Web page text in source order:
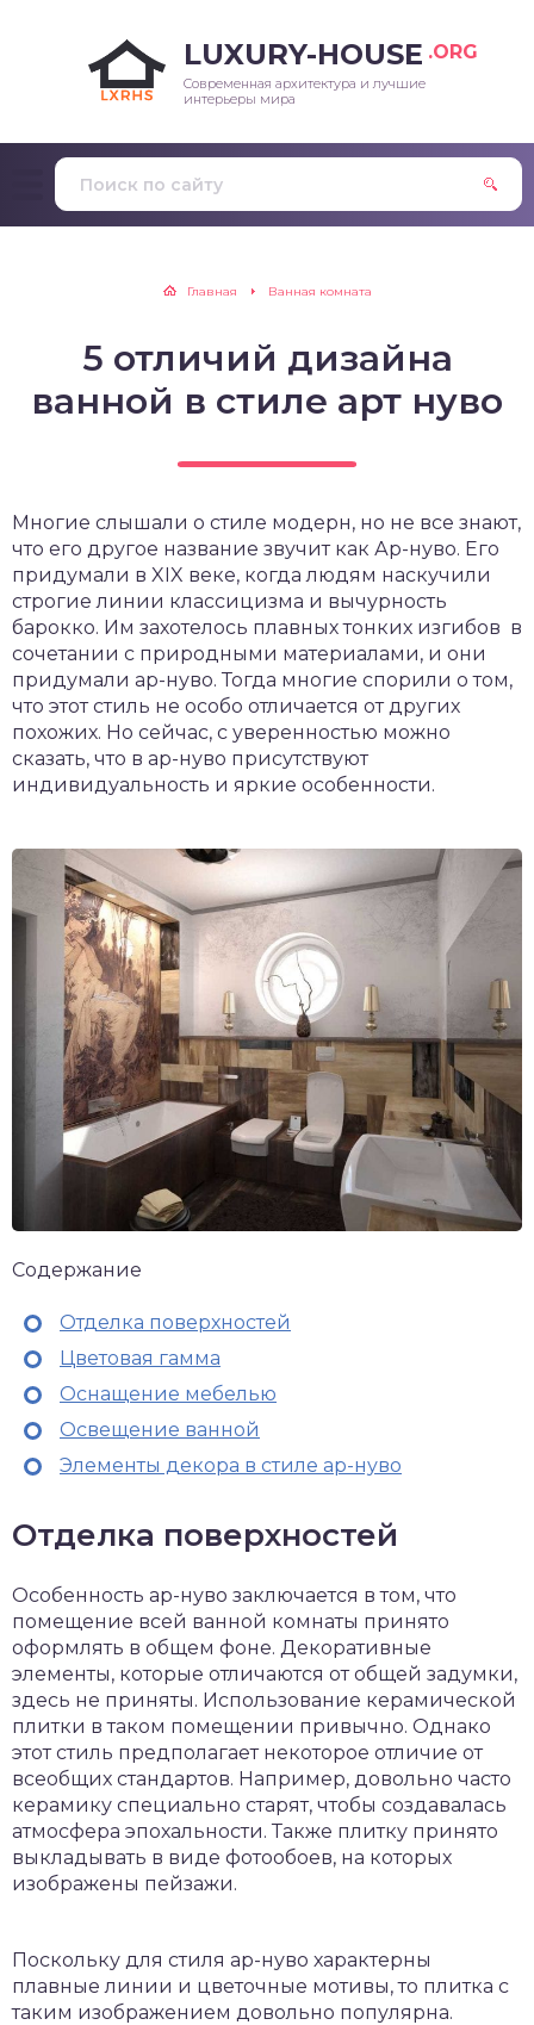
LUXURY-HOUSE .ORG
Современная архитектура и лучшие
интерьеры мира
Главная Ванная комната
5 отличий дизайна
ванной в стиле арт нуво
Многие слышали о стиле модерн, но не все знают,
что его другое название звучит как Ар-нуво. Его
придумали в XIX веке, когда людям наскучили
строгие линии классицизма и вычурность
барокко. Им захотелось плавных тонких изгибов в
сочетании с природными материалами, и они
придумали ар-нуво. Тогда многие спорили о том,
что этот стиль не особо отличается от других
похожих. Но сейчас, с уверенностью можно
сказать, что в ар-нуво присутствуют
индивидуальность и яркие особенности.
Содержание
Отделка поверхностей
Цветовая гамма
Оснащение мебелью
Освещение ванной
Элементы декора в стиле ар-нуво
Отделка поверхностей
Особенность ар-нуво заключается в том, что
помещение всей ванной комнаты принято
оформлять в общем фоне. Декоративные
элементы, которые отличаются от общей задумки,
здесь не приняты. Использование керамической
плитки в таком помещении привычно. Однако
этот стиль предполагает некоторое отличие от
всеобщих стандартов. Например, довольно часто
керамику специально старят, чтобы создавалась
атмосфера эпохальности. Также плитку принято
выкладывать в виде фотообоев, на которых
изображены пейзажи.
Поскольку для стиля ар-нуво характерны
плавные линии и цветочные мотивы, то плитка с
таким изображением довольно популярна.